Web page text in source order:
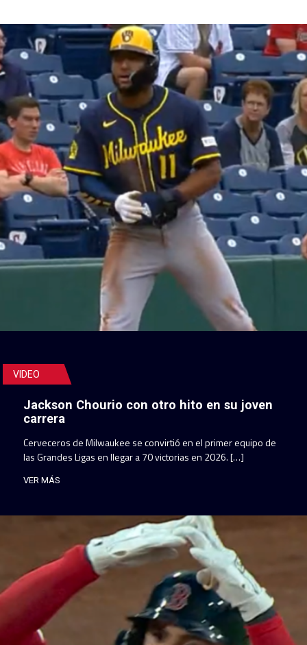
VIDEO
Jackson Chourio con otro hito en su joven
carrera
Cerveceros de Milwaukee se convirtió en el primer equipo de
las Grandes Ligas en llegar a 70 victorias en 2026. […]
VER MÁS